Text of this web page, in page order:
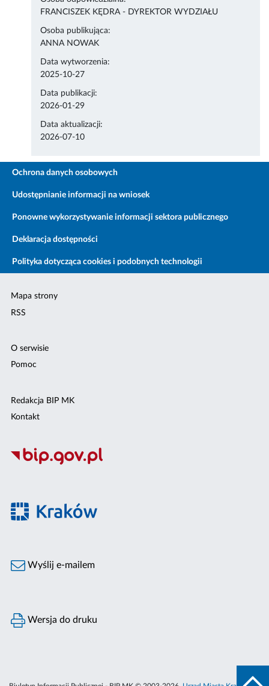
FRANCISZEK KĘDRA - DYREKTOR WYDZIAŁU
Osoba publikująca:
ANNA NOWAK
Data wytworzenia:
2025-10-27
Data publikacji:
2026-01-29
Data aktualizacji:
2026-07-10
Ochrona danych osobowych
Udostępnianie informacji na wniosek
Ponowne wykorzystywanie informacji sektora publicznego
Deklaracja dostępności
Polityka dotycząca cookies i podobnych technologii
Mapa strony
RSS
O serwisie
Pomoc
Redakcja BIP MK
Kontakt
Wyślij e-mailem
Wersja do druku